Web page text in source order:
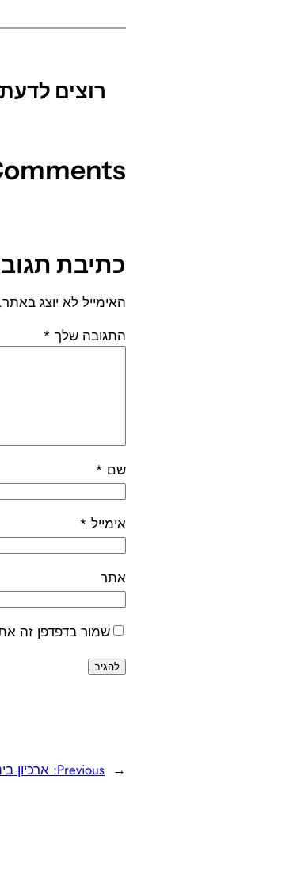
רוצים
כתיבת
האימייל לא יוצג באתר.
התגובה שלך *
שם *
אימייל *
אתר
שמור בדפדפן זה
←
Previous: ארכיון